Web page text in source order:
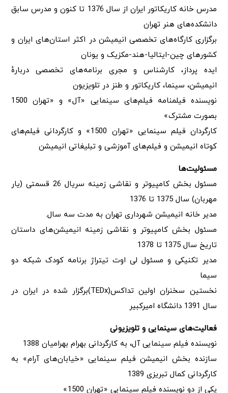
مدرس خانه کاریکاتور ایران از سال 1376 تا کنون و مدرس سابق
دانشکده‌های هنر تهران
برگزاری کارگاه‌های تخصصی انیمیشن در اکثر استان‌های ایران و
کشورهای چین-ایتالیا-هند-مکزیک و یونان
ایده پرداز، کارشناس و مجری برنامه‌های تخصصی دربارهٔ
انیمیشن، سینما، کاریکاتور و طنز در تلویزیون
نویسنده فیلمنامه فیلم‌های سینمایی «آل» و «تهران 1500
بصورت مشترک»
کارگردان فیلم سینمایی «تهران 1500» و کارگردانی فیلم‌های
کوتاه انیمیشن و فیلم‌های آموزشی و تبلیغاتی انیمیشن
مسئولیت‌ها
مسئول بخش کامپیوتر و نقاشی زمینه سریال 26 قسمتی (یار
مهربان) سال 1375 تا 1376
مدیر خانه انیمیشن شهرداری تهران به مدت سه سال.
مسئول بخش کامپیوتر و نقاشی زمینه انیمیشن‌های داستان
تاریخ سال 1375 تا 1378
مدیر تکنیکی و مسئول لی اوت تیتراژ برنامه کودک شبکه دو
سیما
نخستین سخنران اولین تداکس(TEDx)برگزار شده در ایران در
سال 1391 دانشگاه امیرکبیر
فعالیت‌های سینمایی و تلویزیونی
نویسنده فیلم سینمایی آل، به کارگردانی بهرام بهرامیان 1388
سازنده بخش انیمیشن فیلم سینمایی «خیابان‌های آرام» به
کارگردانی کمال تبریزی 1389
یکی از دو نویسنده فیلم سینمایی «تهران 1500»